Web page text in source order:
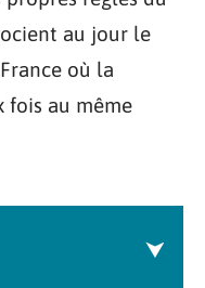
au jour le
où la
fois au même